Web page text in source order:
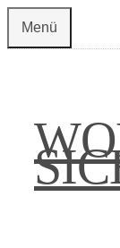
Zum
Inhalt
Menü